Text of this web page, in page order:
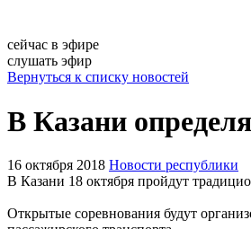
сейчас в эфире
слушать эфир
Вернуться к списку новостей
В Казани
16 октября 2018 Новости республики
В Казани 18 октября пройдут
Открытые соревнования будут